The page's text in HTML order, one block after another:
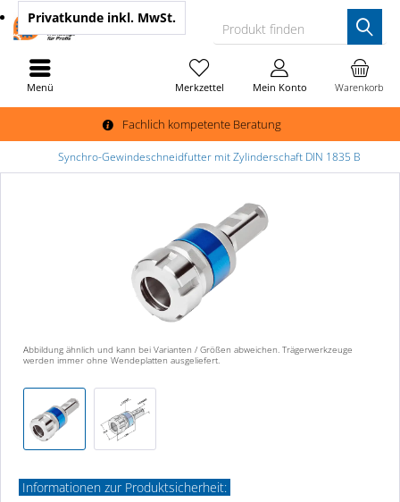
Fachlich kompetente Beratung
Produkt finden
Warenkorb
Merkzettel Mein Konto
Privatkunde inkl. MwSt.
Menü
Synchro-Gewindeschneidfutter mit Zylinderschaft DIN 1835 B
Abbildung ähnlich und kann bei Varianten / Größen abweichen. Trägerwerkzeuge
werden immer ohne Wendeplatten ausgeliefert.
Informationen zur Produktsicherheit: